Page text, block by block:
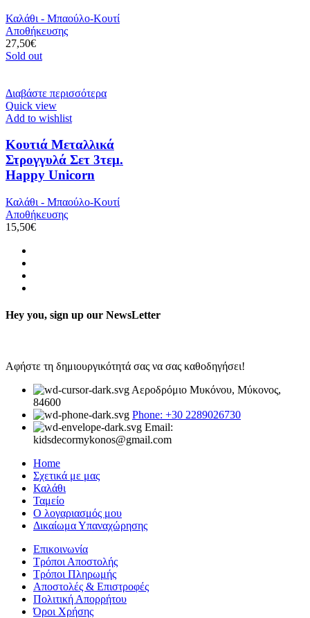
Καλάθι - Μπαούλο-Κουτί
Αποθήκευσης
27,50€
Sold out
Διαβάστε περισσότερα
Quick view
Add to wishlist
Κουτιά Μεταλλικά
Στρογγυλά Σετ 3τεμ.
Happy Unicorn
Καλάθι - Μπαούλο-Κουτί
Αποθήκευσης
15,50€
Hey you, sign up our NewsLetter
Αφήστε τη δημιουργικότητά σας να σας καθοδηγήσει!
Αεροδρόμιο Μυκόνου, Μύκονος,
84600
Phone: +30 2289026730
Email:
kidsdecormykonos@gmail.com
Home
Σχετικά με μας
Καλάθι
Ταμείο
Ο λογαριασμός μου
Δικαίωμα Υπαναχώρησης
Επικοινωνία
Τρόποι Αποστολής
Τρόποι Πληρωμής
Αποστολές & Επιστροφές
Πολιτική Απορρήτου
Όροι Χρήσης